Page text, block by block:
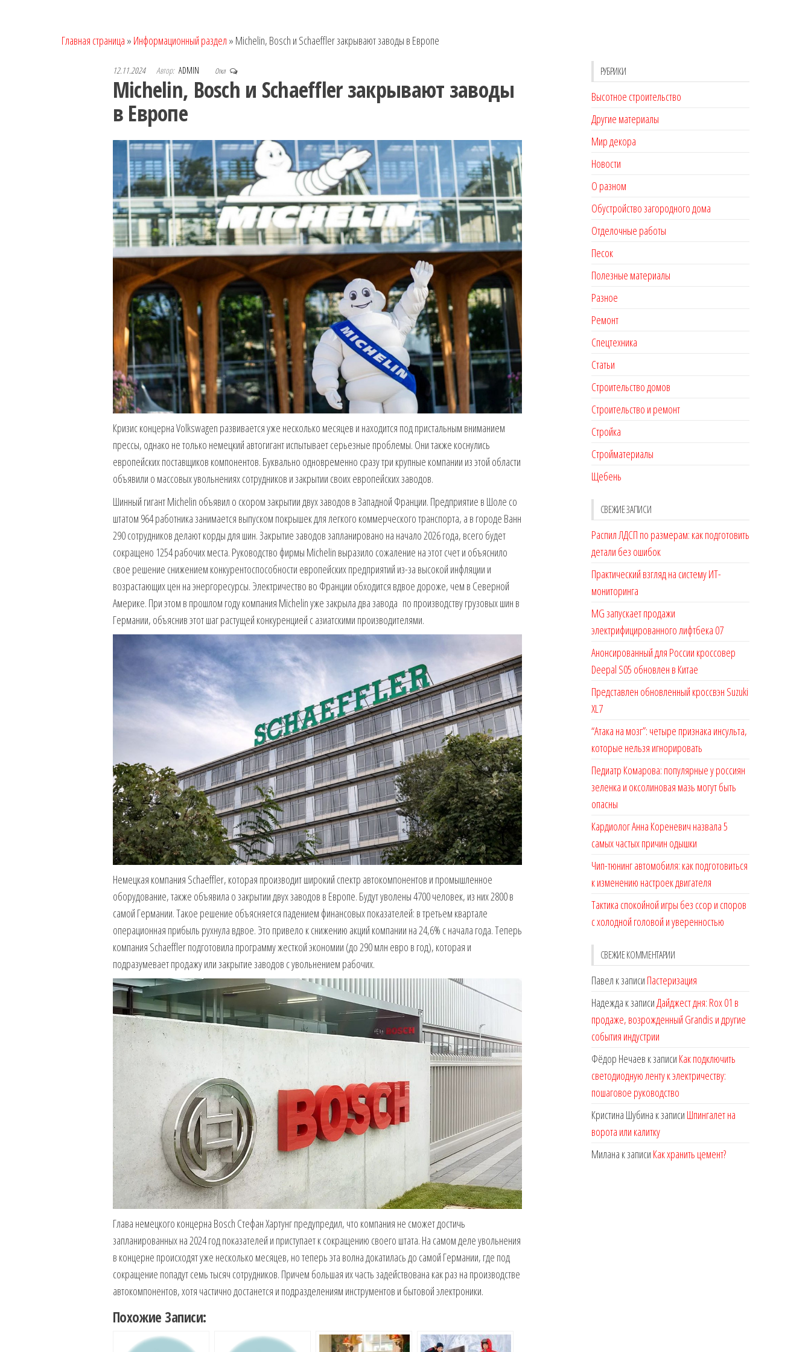
Главная страница » Информационный раздел » Michelin, Bosch и Schaeffler закрывают заводы в Европе
12.11.2024 Автор: ADMIN Откл
Michelin, Bosch и Schaeffler закрывают заводы
в Европе
Кризис концерна Volkswagen развивается уже несколько месяцев и находится под пристальным вниманием
прессы, однако не только немецкий автогигант испытывает серьезные проблемы. Они также коснулись
европейских поставщиков компонентов. Буквально одновременно сразу три крупные компании из этой области
объявили о массовых увольнениях сотрудников и закрытии своих европейских заводов.
Шинный гигант Michelin объявил о скором закрытии двух заводов в Западной Франции. Предприятие в Шоле со
штатом 964 работника занимается выпуском покрышек для легкого коммерческого транспорта, а в городе Ванн
290 сотрудников делают корды для шин. Закрытие заводов запланировано на начало 2026 года, всего будет
сокращено 1254 рабочих места. Руководство фирмы Michelin выразило сожаление на этот счет и объяснило
свое решение снижением конкурентоспособности европейских предприятий из-за высокой инфляции и
возрастающих цен на энергоресурсы. Электричество во Франции обходится вдвое дороже, чем в Северной
Америке. При этом в прошлом году компания Michelin уже закрыла два завода по производству грузовых шин в
Германии, объяснив этот шаг растущей конкуренцией с азиатскими производителями.
Немецкая компания Schaeffler, которая производит широкий спектр автокомпонентов и промышленное
оборудование, также объявила о закрытии двух заводов в Европе. Будут уволены 4700 человек, из них 2800 в
самой Германии. Такое решение объясняется падением финансовых показателей: в третьем квартале
операционная прибыль рухнула вдвое. Это привело к снижению акций компании на 24,6% с начала года. Теперь
компания Schaeffler подготовила программу жесткой экономии (до 290 млн евро в год), которая и
подразумевает продажу или закрытие заводов с увольнением рабочих.
Глава немецкого концерна Bosch Стефан Хартунг предупредил, что компания не сможет достичь
запланированных на 2024 год показателей и приступает к сокращению своего штата. На самом деле увольнения
в концерне происходят уже несколько месяцев, но теперь эта волна докатилась до самой Германии, где под
сокращение попадут семь тысяч сотрудников. Причем большая их часть задействована как раз на производстве
автокомпонентов, хотя частично достанется и подразделениям инструментов и бытовой электроники.
Похожие Записи:
РУБРИКИ
Высотное строительство
Другие материалы
Мир декора
Новости
О разном
Обустройство загородного дома
Отделочные работы
Песок
Полезные материалы
Разное
Ремонт
Спецтехника
Статьи
Строительство домов
Строительство и ремонт
Стройка
Стройматериалы
Щебень
СВЕЖИЕ ЗАПИСИ
Распил ЛДСП по размерам: как подготовить
детали без ошибок
Практический взгляд на систему ИТ-
мониторинга
MG запускает продажи
электрифицированного лифтбека 07
Анонсированный для России кроссовер
Deepal S05 обновлен в Китае
Представлен обновленный кроссвэн Suzuki
XL7
“Атака на мозг”: четыре признака инсульта,
которые нельзя игнорировать
Педиатр Комарова: популярные у россиян
зеленка и оксолиновая мазь могут быть
опасны
Кардиолог Анна Кореневич назвала 5
самых частых причин одышки
Чип-тюнинг автомобиля: как подготовиться
к изменению настроек двигателя
Тактика спокойной игры без ссор и споров
с холодной головой и уверенностью
СВЕЖИЕ КОММЕНТАРИИ
Павел к записи Пастеризация
Надежда к записиДайджест дня: Rox 01 в
продаже, возрожденный Grandis и другие
события индустрии
Фёдор Нечаев к записи Как подключить
светодиодную ленту к электричеству:
пошаговое руководство
Кристина Шубина к записи Шпингалет на
ворота или калитку
Милана к записи Как хранить цемент?